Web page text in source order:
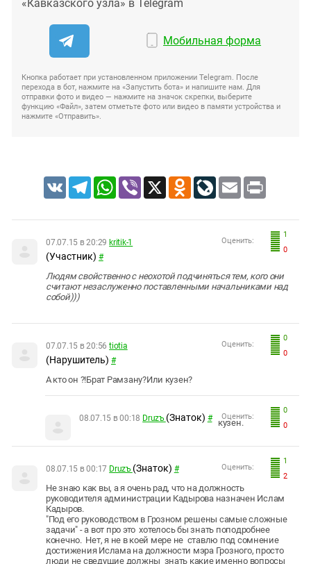
«Кавказского узла» в Telegram
Мобильная форма
Кнопка работает при установленном приложении Telegram. После
перехода в бот, нажмите на «Запустить бота» и напишите нам. Для
отправки фото и видео — нажмите на значок скрепки, выберите
функцию «Файл», затем отметьте фото или видео в памяти устройства и
нажмите «Отправить».
VK TelegramWhatsApp
Viber X Odnoklassniki
LiveJournal
Email Print
1
0
Оценить:
07.07.15 в 20:29 kritik-1
(Участник) #
Людям свойственно с неохотой подчиняться тем, кого они
считают незаслуженно поставленными начальниками над
собой)))
0
0
Оценить:
07.07.15 в 20:56 tiotia
(Нарушитель) #
А кто он ?!Брат Рамзану?Или кузен?
0
0
Оценить:
08.07.15 в 00:18 Druzъ (Знаток) # кузен.
1
2
Оценить:
08.07.15 в 00:17 Druzъ (Знаток) #
Не знаю как вы, а я очень рад, что на должность
руководителя администрации Кадырова назначен Ислам
Кадыров.
"Под его руководством в Грозном решены самые сложные
задачи" - а вот про это хотелось бы знать поподробнее
конечно. Нет, я не в коей мере не ставлю под сомнение
достижения Ислама на должности мэра Грозного, просто
люди не сведущие должны знать какие именно вопросы